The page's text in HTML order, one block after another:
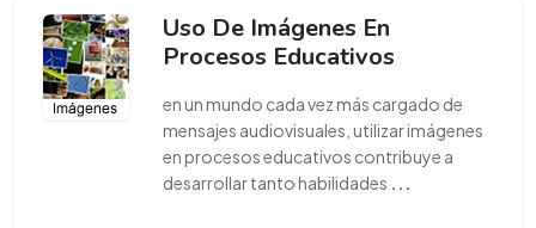
Uso De Imágenes En
Procesos Educativos
en un mundo cada vez más cargado de
mensajes audiovisuales, utilizar imágenes
en procesos educativos contribuye a
desarrollar tanto habilidades ...